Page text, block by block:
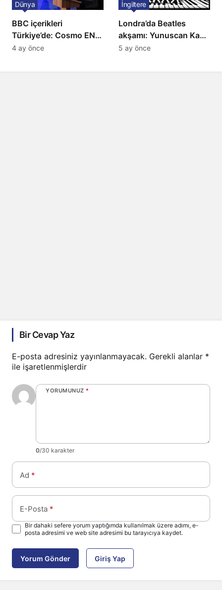
BBC içerikleri
Türkiye’de: Cosmo EN
ve BBC Player yayında
Dünya
4 ay önce
Londra’da Beatles
akşamı: Yunuscan Kaya
klasik yorumuyla
İngiltere
5 ay önce
Bir Cevap Yaz
E-posta adresiniz yayınlanmayacak. Gerekli alanlar *
ile işaretlenmişlerdir
YORUMUNUZ *
0/30 karakter
Ad *
E-Posta *
Bir dahaki sefere yorum yaptığımda kullanılmak üzere adımı, e-
posta adresimi ve web site adresimi bu tarayıcıya kaydet.
Yorum Gönder Giriş Yap